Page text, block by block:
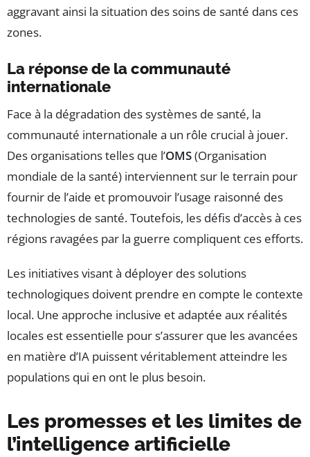
aggravant ainsi la situation des soins de santé dans ces
zones.
La réponse de la communauté
internationale
Face à la dégradation des systèmes de santé, la
communauté internationale a un rôle crucial à jouer.
Des organisations telles que l’OMS(Organisation
mondiale de la santé) interviennent sur le terrain pour
fournir de l’aide et promouvoir l’usage raisonné des
technologies de santé. Toutefois, les défis d’accès à ces
régions ravagées par la guerre compliquent ces efforts.
Les initiatives visant à déployer des solutions
technologiques doivent prendre en compte le contexte
local. Une approche inclusive et adaptée aux réalités
locales est essentielle pour s’assurer que les avancées
en matière d’IA puissent véritablement atteindre les
populations qui en ont le plus besoin.
Les promesses et les limites de
l’intelligence artificielle